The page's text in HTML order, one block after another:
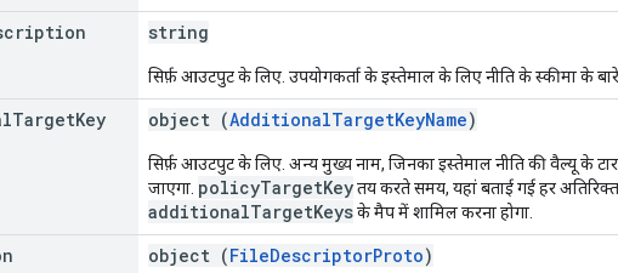
string
सिर्फ़ आउटपुट के लिए. उपयोगकर्ता के इस्तेमाल के लिए नीति के स्कीमा के
TargetKey
object (AdditionalTargetKeyName)
सिर्फ़ आउटपुट के लिए. अन्य मुख्य नाम, जिनका इस्तेमाल नीति की वैल्यू के
जाएगा. policyTargetKeyतय करते समय, यहां बताई गई हर
additionalTargetKeysके मैप में शामिल करना होगा.
object (FileDescriptorProto)